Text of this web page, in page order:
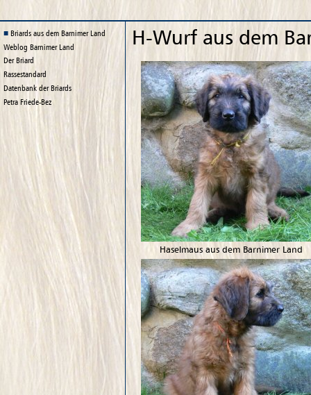
Briards aus dem Barnimer Land
Weblog Barnimer Land
Der Briard
Rassestandard
Datenbank der Briards
Petra Friede-Bez
H-Wurf aus dem
Haselmaus aus dem Barnimer Land